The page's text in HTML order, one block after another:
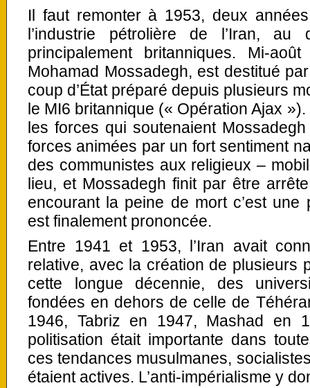
Il faut remonter à 1953, deux
l’industrie pétrolière de l’Iran, au
principalement britanniques. Mi-
Mohamad Mossadegh, est destitué
coup d’État préparé depuis plusieurs
le MI6 britannique (« Opération Ajax
les forces qui soutenaient
forces animées par un fort sentiment
des communistes aux religieux –
lieu, et Mossadegh finit par être
encourant la peine de mort c’est une
est finalement prononcée.
Entre 1941 et 1953, l’Iran avait
relative, avec la création de plusieurs
cette longue décennie, des
fondées en dehors de celle de
1946, Tabriz en 1947, Mashad en
politisation était importante dans
ces tendances musulmanes,
étaient actives. L’anti-impérialisme y